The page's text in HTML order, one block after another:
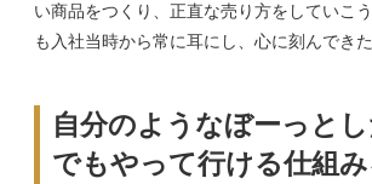
い商品をつくり、正直な売り方をしていこ
も入社当時から常に耳にし、心に刻んできた
自分のようなぼーっと
でもやって行ける仕組